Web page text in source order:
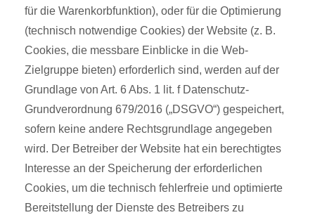
für die Warenkorbfunktion), oder für die Optimierung
(technisch notwendige Cookies) der Website (z. B.
Cookies, die messbare Einblicke in die Web-
Zielgruppe bieten) erforderlich sind, werden auf der
Grundlage von Art. 6 Abs. 1 lit. f Datenschutz-
Grundverordnung 679/2016 („DSGVO“) gespeichert,
sofern keine andere Rechtsgrundlage angegeben
wird. Der Betreiber der Website hat ein berechtigtes
Interesse an der Speicherung der erforderlichen
Cookies, um die technisch fehlerfreie und optimierte
Bereitstellung der Dienste des Betreibers zu